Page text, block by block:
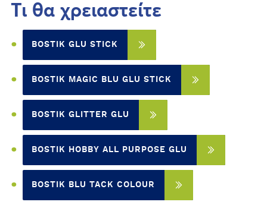
Τι θα χρειαστείτε
BOSTIK GLU STICK
BOSTIK MAGIC BLU GLU STICK
BOSTIK GLITTER GLU
BOSTIK HOBBY ALL PURPOSE GLU
BOSTIK BLU TACK COLOUR